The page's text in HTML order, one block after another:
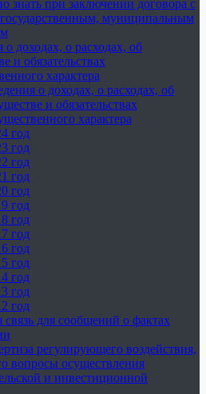
знать при заключении договора с
муниципальным
о доходах, о расходах, об
и обязательствах
характера
о доходах, о расходах, об
и обязательствах
характера
год
год
год
год
год
год
год
год
год
год
год
год
год
связь для сообщений о фактах
регулирующего воздействия,
вопросы осуществления
и инвестиционной